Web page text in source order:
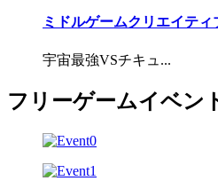
ミドルゲームクリエイティ
宇宙最強VSチキュ...
フリーゲームイベン